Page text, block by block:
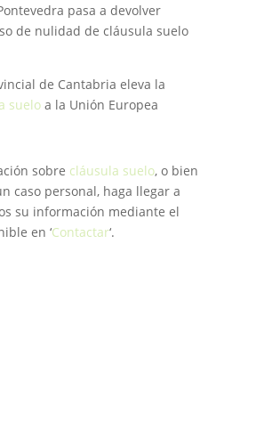
pasa a devolver
de nulidad de cláusula suelo
de Cantabria eleva la
sueloa la Unión Europea
sobre cláusula suelo, o bien
caso personal, haga llegar a
su información mediante el
en ‘Contactar‘.